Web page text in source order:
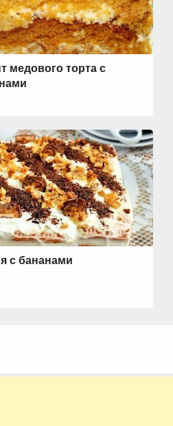
медового торта с
с бананами